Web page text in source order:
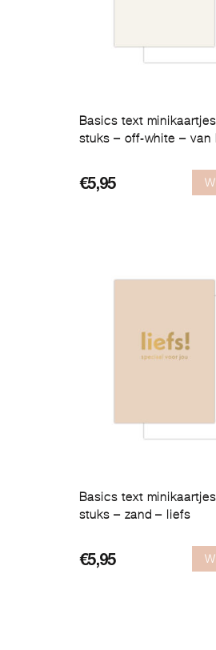
Basics text
stuks – off-white – van
€5,95
Basics text
stuks – zand – liefs
€5,95